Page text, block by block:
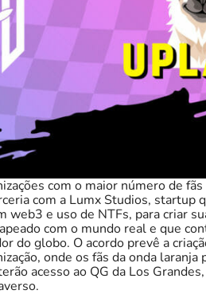
com o maior número de
com a Lumx Studios, startup
web3 e uso de NTFs, para criar
com o mundo real e que
do globo. O acordo prevê a
onde os fãs da onda laranja
acesso ao QG da Los